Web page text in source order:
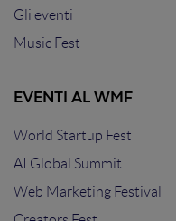
Gli eventi
Music Fest
EVENTI AL WMF
World Startup Fest
AI Global Summit
Web Marketing Festival